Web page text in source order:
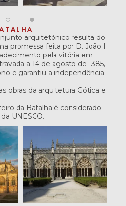
arquitetónico resulta do
promessa feita por D. João I
pela vitória em
a 14 de agosto de 1385,
e garantiu a independência
obras da arquitetura Gótica e
da Batalha é considerado
UNESCO.